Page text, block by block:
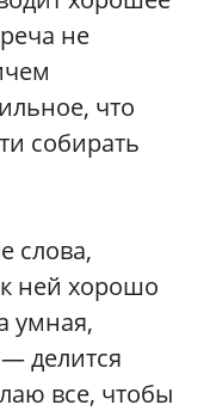
не
что
собирать
слова,
ней хорошо
умная,
делится
все, чтобы